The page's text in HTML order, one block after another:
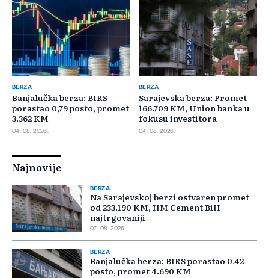
BERZA
Banjalučka berza: BIRS
porastao 0,79 posto, promet
3.362 KM
04. 08. 2026.
BERZA
Sarajevska berza: Promet
166.709 KM, Union banka u
fokusu investitora
04. 08. 2026.
Najnovije
BERZA
Na Sarajevskoj berzi ostvaren promet
od 233.190 KM, HM Cement BiH
najtrgovaniji
07. 08. 2026.
BERZA
Banjalučka berza: BIRS porastao 0,42
posto, promet 4.690 KM